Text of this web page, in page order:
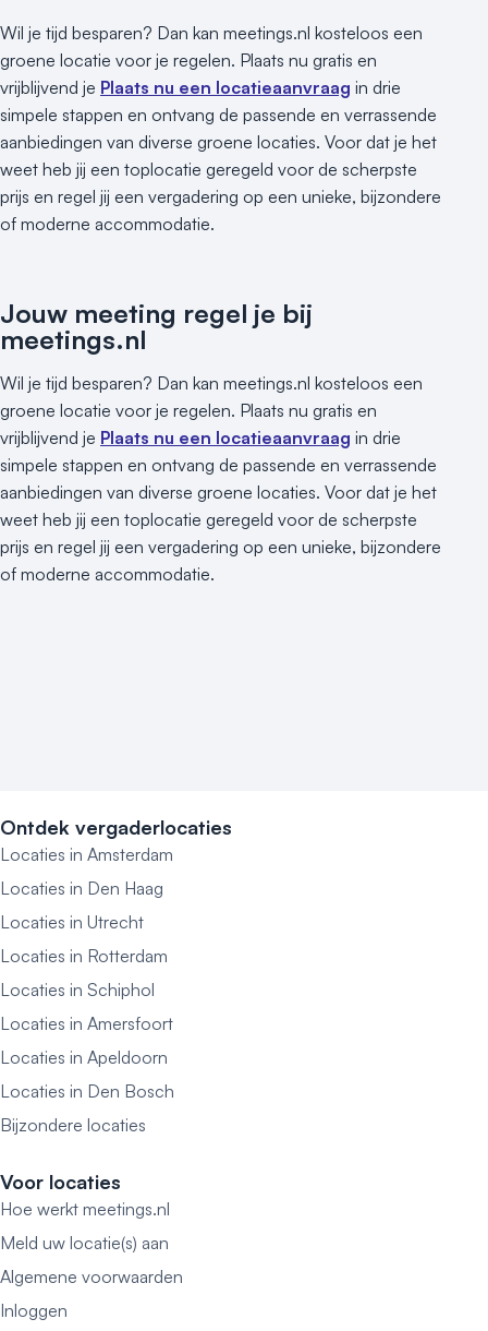
Wil je tijd besparen? Dan kan meetings.nl kosteloos een
groene locatie voor je regelen. Plaats nu gratis en
vrijblijvend je Plaats nu een locatieaanvraag in drie
simpele stappen en ontvang de passende en verrassende
aanbiedingen van diverse groene locaties. Voor dat je het
weet heb jij een toplocatie geregeld voor de scherpste
prijs en regel jij een vergadering op een unieke, bijzondere
of moderne accommodatie.
Jouw meeting regel je bij
meetings.nl
Wil je tijd besparen? Dan kan meetings.nl kosteloos een
groene locatie voor je regelen. Plaats nu gratis en
vrijblijvend je Plaats nu een locatieaanvraag in drie
simpele stappen en ontvang de passende en verrassende
aanbiedingen van diverse groene locaties. Voor dat je het
weet heb jij een toplocatie geregeld voor de scherpste
prijs en regel jij een vergadering op een unieke, bijzondere
of moderne accommodatie.
Ontdek vergaderlocaties
Locaties in Amsterdam
Locaties in Den Haag
Locaties in Utrecht
Locaties in Rotterdam
Locaties in Schiphol
Locaties in Amersfoort
Locaties in Apeldoorn
Locaties in Den Bosch
Bijzondere locaties
Voor locaties
Hoe werkt meetings.nl
Meld uw locatie(s) aan
Algemene voorwaarden
Inloggen